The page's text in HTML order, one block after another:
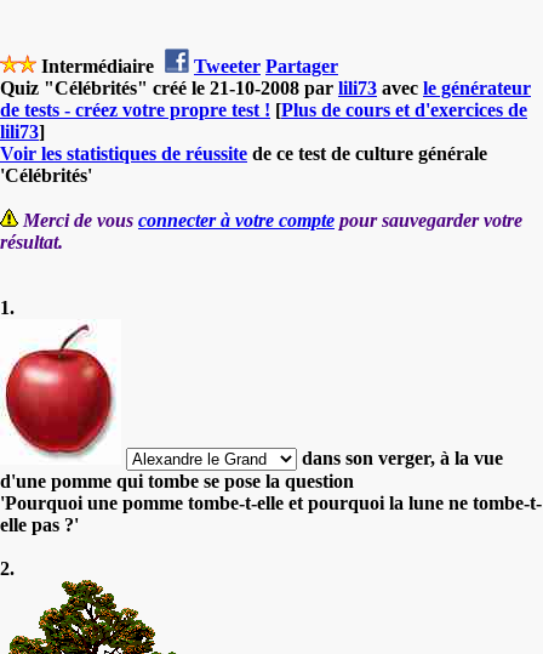
Intermédiaire Tweeter Partager
Quiz "Célébrités" créé le 21-10-2008 par lili73 avec le générateur
de tests - créez votre propre test ! [Plus de cours et d'exercices de
lili73]
Voir les statistiques de réussite de ce test de culture générale
'Célébrités'
Merci de vous connecter à votre compte pour sauvegarder votre
résultat.
1.
dans son verger, à la vue
d'une pomme qui tombe se pose la question
'Pourquoi une pomme tombe-t-elle et pourquoi la lune ne tombe-t-
elle pas ?'
2.